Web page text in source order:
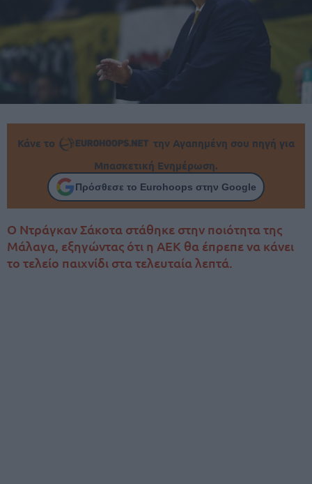
Κάνε το
την Αγαπημένη σου πηγή για
Μπασκετική Ενημέρωση.
Πρόσθεσε το Eurohoops στην Google
Ο Ντράγκαν Σάκοτα στάθηκε στην ποιότητα της
Μάλαγα, εξηγώντας ότι η ΑΕΚ θα έπρεπε να κάνει
το τελείο παιχνίδι στα τελευταία λεπτά.